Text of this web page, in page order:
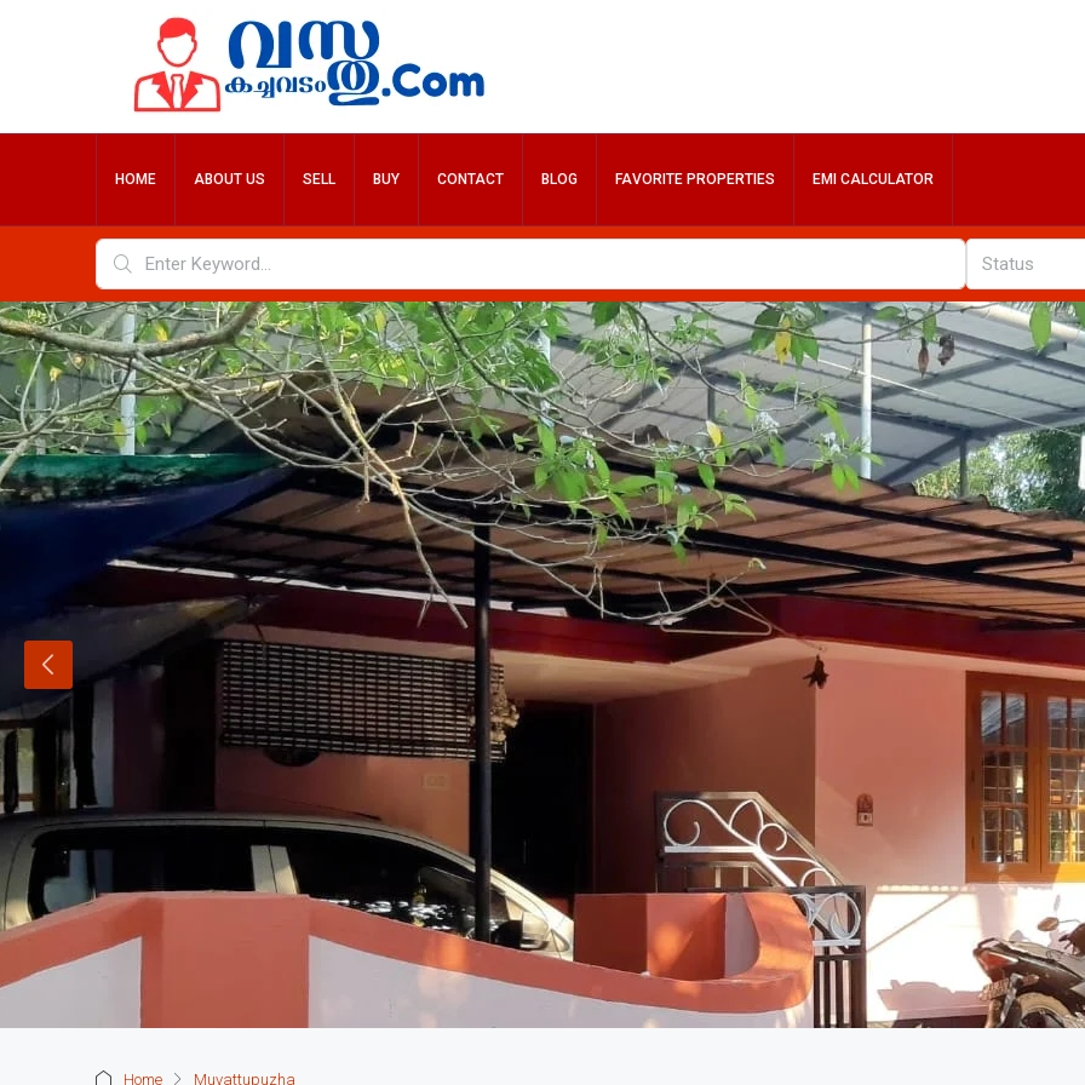
HOME ABOUT US SELL BUY CONTACT BLOG FAVORITE PROPERTIES EMI CALCULATOR
Status
Home Muvattupuzha